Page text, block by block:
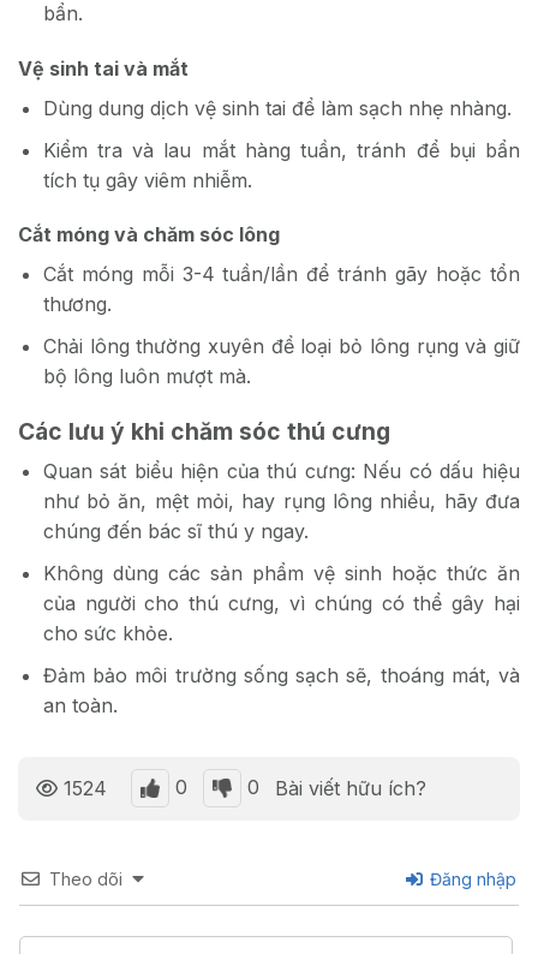
bẩn.
Vệ sinh tai và mắt
Dùng dung dịch vệ sinh tai để làm sạch nhẹ nhàng.
Kiểm tra và lau mắt hàng tuần, tránh để bụi bẩn
tích tụ gây viêm nhiễm.
Cắt móng và chăm sóc lông
Cắt móng mỗi 3-4 tuần/lần để tránh gãy hoặc tổn
thương.
Chải lông thường xuyên để loại bỏ lông rụng và giữ
bộ lông luôn mượt mà.
Các lưu ý khi chăm sóc thú cưng
Quan sát biểu hiện của thú cưng: Nếu có dấu hiệu
như bỏ ăn, mệt mỏi, hay rụng lông nhiều, hãy đưa
chúng đến bác sĩ thú y ngay.
Không dùng các sản phẩm vệ sinh hoặc thức ăn
của người cho thú cưng, vì chúng có thể gây hại
cho sức khỏe.
Đảm bảo môi trường sống sạch sẽ, thoáng mát, và
an toàn.
1524 0 0 Bài viết hữu ích?
Theo dõi Đăng nhập